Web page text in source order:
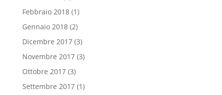
Febbraio 2018(1)
Gennaio 2018(2)
Dicembre 2017(3)
Novembre 2017(3)
Ottobre 2017(3)
Settembre 2017(1)